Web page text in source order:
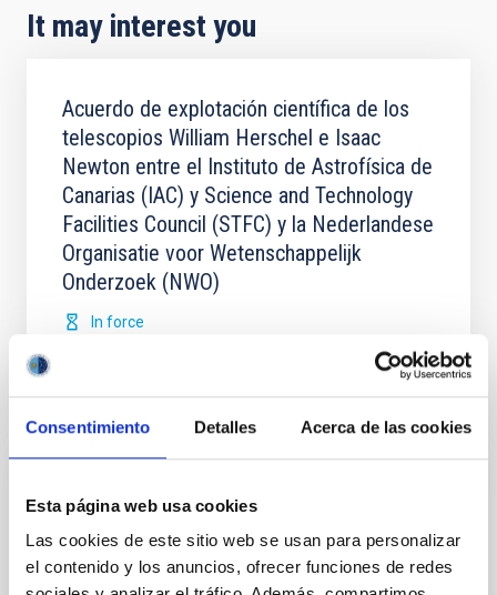
Consentimiento Detalles Acerca de las cookies
Esta página web usa cookies
Las cookies de este sitio web se usan para personalizar
el contenido y los anuncios, ofrecer funciones de redes
It may interest you
Acuerdo de explotación científica de los
telescopios William Herschel e Isaac
Newton entre el Instituto de Astrofísica de
Canarias (IAC) y Science and Technology
Facilities Council (STFC) y la Nederlandese
Organisatie voor Wetenschappelijk
Onderzoek (NWO)
In force
Acuerdo para la instalación del Telescopio
Observatorio del Roque de los Muchachos
entre el IAC y el TMT International